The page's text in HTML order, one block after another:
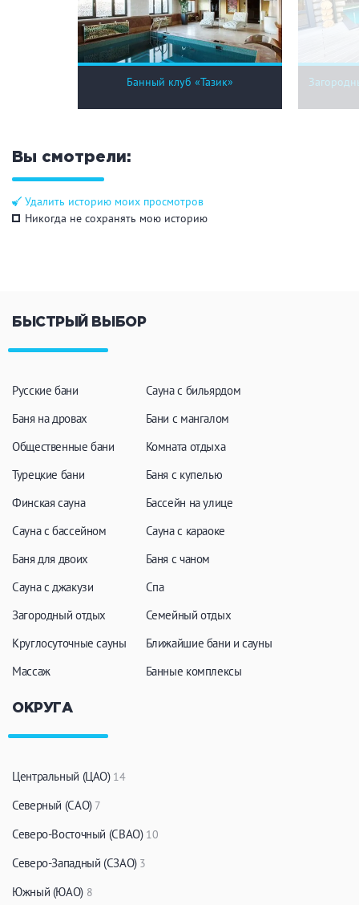
Банные услуги
Массаж
Веники
Парильщик/ банщик
Общие
Аква-зона
Бассейн
Бассейн на улице
Развлечения
Бильярд
Караоке
Кальян
Настольные игры
Мангал/ барбекю
Со своей едой
Удобства
На берегу водоема
Детская комната
Сеновал
Банный клуб «Тазик»
Вы смотрели:
Удалить историю моих просмотров
Никогда не сохранять мою историю
БЫСТРЫЙ ВЫБОР
Русские бани
Баня на дровах
Общественные бани
Турецкие бани
Финская сауна
Сауна с бассейном
Баня для двоих
Сауна с джакузи
Загородный отдых
Круглосуточные сауны
Массаж
Сауна с бильярдом
Бани с мангалом
Комната отдыха
Баня с купелью
Бассейн на улице
Сауна с караоке
Баня с чаном
Спа
Семейный отдых
Ближайшие бани и сауны
Банные комплексы
ОКРУГА
Центральный (ЦАО) 14
Северный (САО) 7
Северо-Восточный (СВАО) 10
Северо-Западный (СЗАО) 3
Южный (ЮАО) 8